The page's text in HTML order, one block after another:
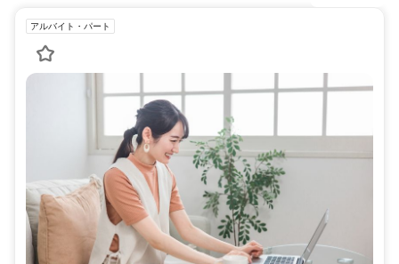
アルバイト・パート